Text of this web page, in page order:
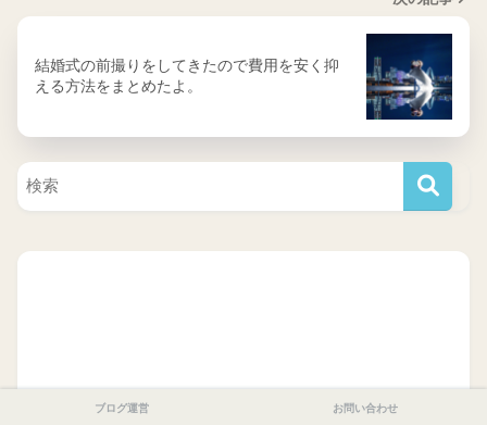
結婚式の前撮りをしてきたので費用を安く抑
える方法をまとめたよ。
ブログ運営 お問い合わせ